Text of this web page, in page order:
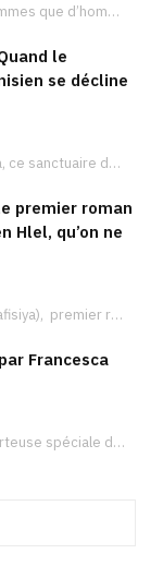
La Tunisie forme plus de femmes que d’hommes dans les filières scientifiques. Pourtant, pour beaucoup…
le
se décline
Le palais d’Ennejma Ezzahra, ce sanctuaire de la musique tunisienne et méditerranéenne construit par le…
premier roman
Hlel, qu’on ne
Le cave de Hafisa (9abou 7afisiya), premier roman du journaliste tunisien Mohamed Amine Ben Hlel,…
Francesca
Francesca Albanese, rapporteuse spéciale de l’ONU sur les territoires palestiniens occupés, était à Tunis pour…